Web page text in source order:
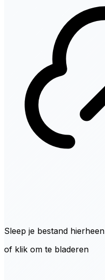
Sleep je bestand hierheen
of klik om te bladeren